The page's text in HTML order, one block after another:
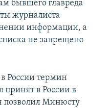
бывшего главреда
журналиста
информации, а
не запрещено
России термин
принят в России в
позволил Минюсту